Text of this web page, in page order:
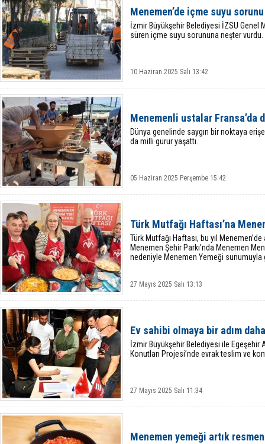
Menemen’de içme suyu
İzmir Büyükşehir Belediyesi İZSU Genel
süren içme suyu sorununa neşter vurdu.
10 Haziran 2025 Salı 13:42
Menemenli ustalar Fransa’da
Dünya genelinde saygın bir noktaya
da milli gurur yaşattı.
05 Haziran 2025 Perşembe 15:42
Türk Mutfağı Haftası’na
Türk Mutfağı Haftası, bu yıl
Menemen Şehir Parkı’nda Menemen
nedeniyle Menemen Yemeği sunumuyla
27 Mayıs 2025 Salı 13:13
Ev sahibi olmaya bir adım
İzmir Büyükşehir Belediyesi ile Egeşehir
Konutları Projesi’nde evrak teslim ve
27 Mayıs 2025 Salı 11:34
Menemen yemeği artık